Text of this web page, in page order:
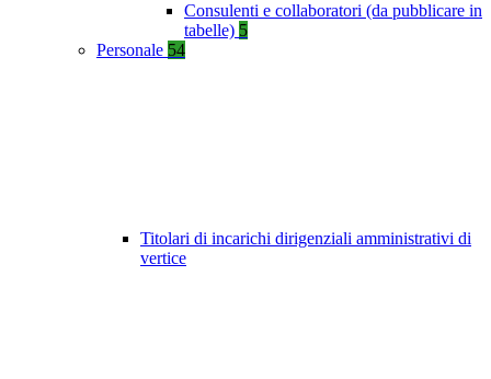
Consulenti e collaboratori (da pubblicare in
tabelle) 5
Personale 54
Titolari di incarichi dirigenziali amministrativi di
vertice